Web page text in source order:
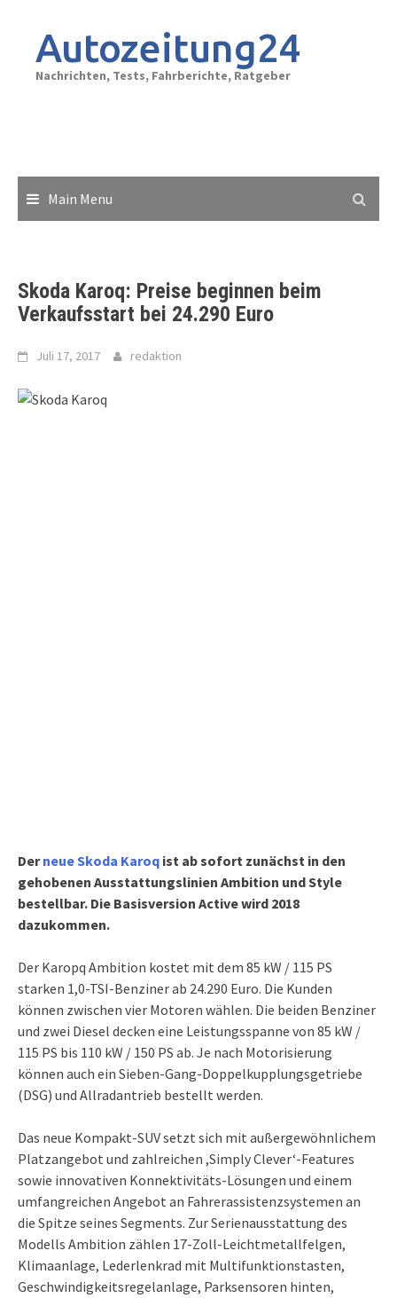
contentAutozeitung24
Nachrichten, Tests, Fahrberichte, Ratgeber
Main Menu
Skoda Karoq: Preise beginnen beim
Verkaufsstart bei 24.290 Euro
Juli 17, 2017 redaktion
Derneue Skoda Karoq ist ab sofort zunächst in den
gehobenen Ausstattungslinien Ambition und Style
bestellbar. Die Basisversion Active wird 2018
dazukommen.
Der Karopq Ambition kostet mit dem 85 kW / 115 PS
starken 1,0-TSI-Benziner ab 24.290 Euro. Die Kunden
können zwischen vier Motoren wählen. Die beiden Benziner
und zwei Diesel decken eine Leistungsspanne von 85 kW /
115 PS bis 110 kW / 150 PS ab. Je nach Motorisierung
können auch ein Sieben-Gang-Doppelkupplungsgetriebe
(DSG) und Allradantrieb bestellt werden.
Das neue Kompakt-SUV setzt sich mit außergewöhnlichem
Platzangebot und zahlreichen ,Simply Clever‘-Features
sowie innovativen Konnektivitäts-Lösungen und einem
umfangreichen Angebot an Fahrerassistenzsystemen an
die Spitze seines Segments. Zur Serienausstattung des
Modells Ambition zählen 17-Zoll-Leichtmetallfelgen,
Klimaanlage, Lederlenkrad mit Multifunktionstasten,
Geschwindigkeitsregelanlage, Parksensoren hinten,